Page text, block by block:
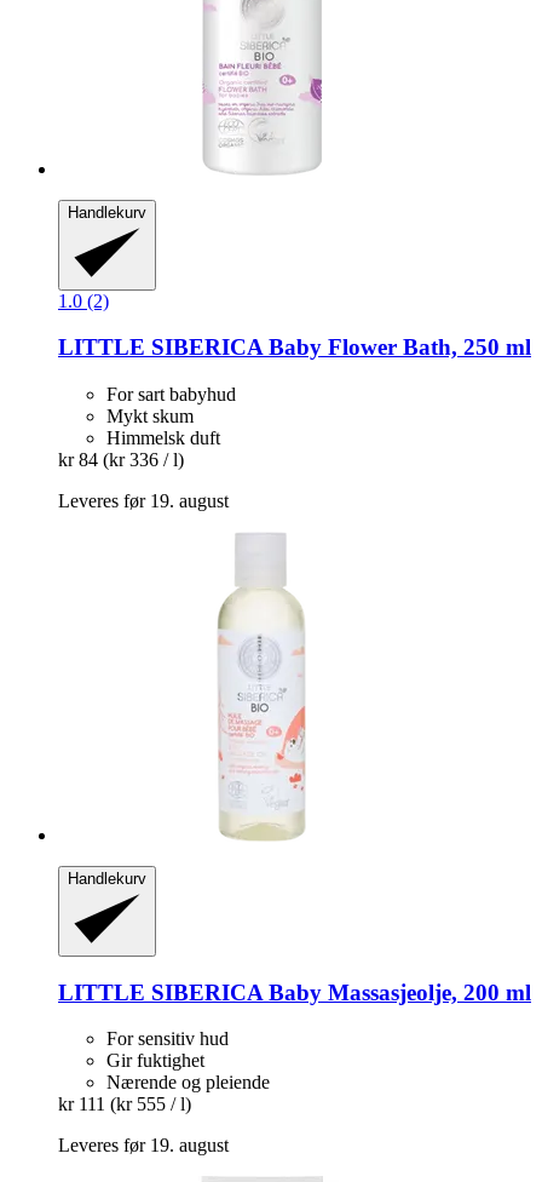
Handlekurv
1.0 (2)
LITTLE SIBERICABaby Flower Bath, 250 ml
For sart babyhud
Mykt skum
Himmelsk duft
kr 84 (kr 336 / l)
Leveres før 19. august
Handlekurv
LITTLE SIBERICA Baby Massasjeolje, 200 ml
For sensitiv hud
Gir fuktighet
Nærende og pleiende
kr 111 (kr 555 / l)
Leveres før 19. august